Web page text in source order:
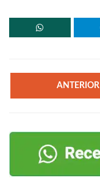
ANTERIOR